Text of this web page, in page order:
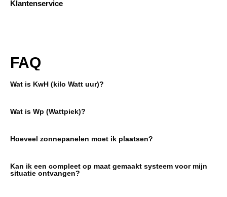
Klantenservice
FAQ
Wat is KwH (kilo Watt uur)?
Wat is Wp (Wattpiek)?
Hoeveel zonnepanelen moet ik plaatsen?
Kan ik een compleet op maat gemaakt systeem voor mijn
situatie ontvangen?